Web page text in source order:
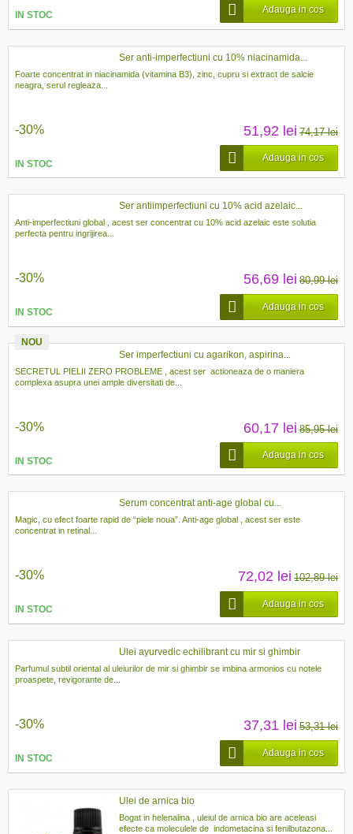
IN STOC
Adauga in cos
Ser anti-imperfectiuni cu 10% niacinamida...
Foarte concentrat in niacinamida (vitamina B3), zinc, cupru si extract de salcie
neagra, serul regleaza...
-30% 51,92 lei 74,17 lei
IN STOC
Adauga in cos
Ser antiimperfectiuni cu 10% acid azelaic...
Anti-imperfectiuni global , acest ser concentrat cu 10% acid azelaic este solutia
perfecta pentru ingrijirea...
-30% 56,69 lei 80,99 lei
IN STOC
Adauga in cos
NOU
Ser imperfectiuni cu agarikon, aspirina...
SECRETUL PIELII ZERO PROBLEME , acest ser actioneaza de o maniera
complexa asupra unei ample diversitati de...
-30% 60,17 lei 85,95 lei
IN STOC
Adauga in cos
Serum concentrat anti-age global cu...
Magic, cu efect foarte rapid de “piele noua”. Anti-age global , acest ser este
concentrat in retinal...
-30% 72,02 lei 102,89 lei
IN STOC
Adauga in cos
Ulei ayurvedic echilibrant cu mir si ghimbir
Parfumul subtil oriental al uleiurilor de mir si ghimbir se imbina armonios cu notele
proaspete, revigorante de...
-30% 37,31 lei 53,31 lei
IN STOC
Adauga in cos
Ulei de arnica bio
Bogat in helenalina , uleiul de arnica bio are aceleasi
efecte ca moleculele de indometacina si fenilbutazona...